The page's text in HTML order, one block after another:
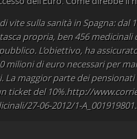
vite sulla sanità in Spagna:
propria, ben 456 medicinali
L’obiettivo, ha
milioni di euro necessari per
La maggior parte dei
ticket del 10%.http://
27-06-2012/1-